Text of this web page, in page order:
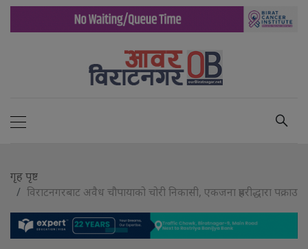
गृह पृष्ट
विराटनगरबाट अवैध चौपायाको चोरी निकासी, एकजना प्रहरीद्धारा पक्राउ